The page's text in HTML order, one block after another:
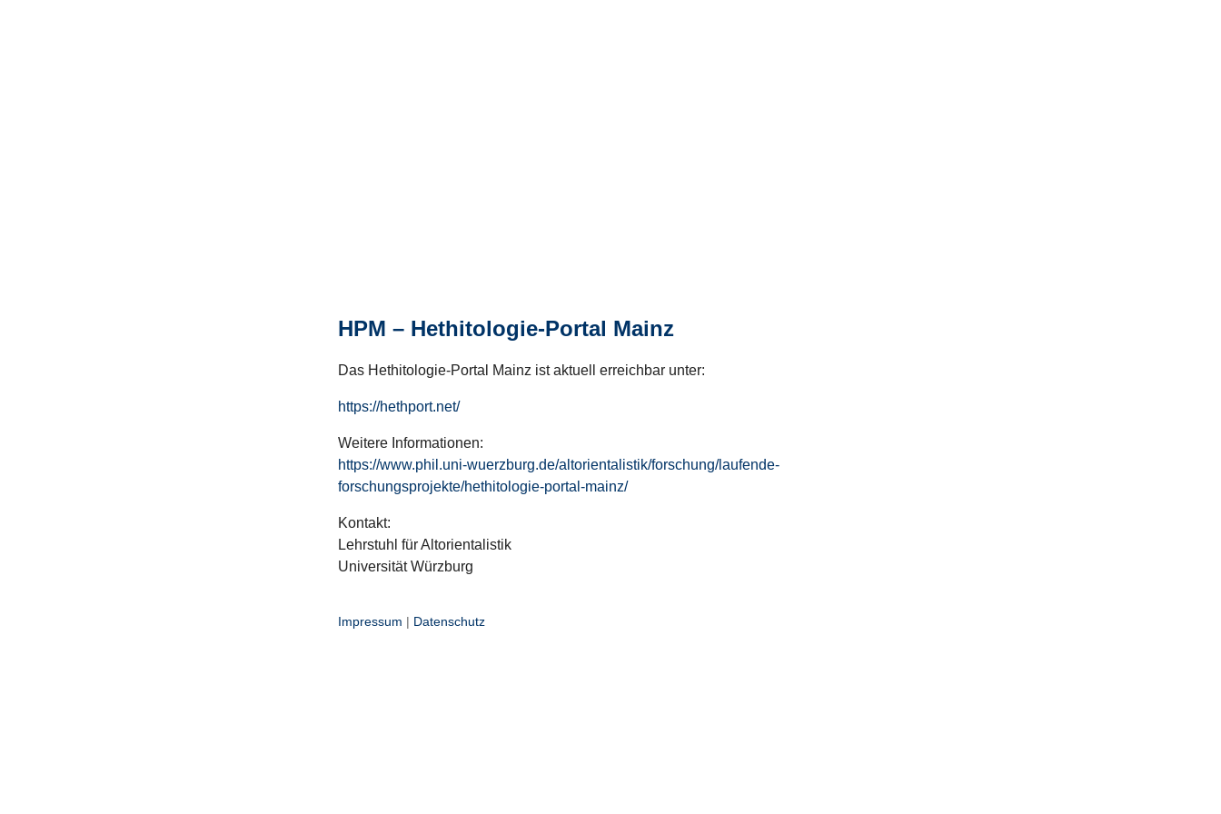
HPM – Hethitologie-Portal Mainz
Das Hethitologie-Portal Mainz ist aktuell erreichbar unter:
https://hethport.net/
Weitere Informationen:
https://www.phil.uni-wuerzburg.de/altorientalistik/forschung/laufende-
forschungsprojekte/hethitologie-portal-mainz/
Kontakt:
Lehrstuhl für Altorientalistik
Universität Würzburg
Impressum | Datenschutz